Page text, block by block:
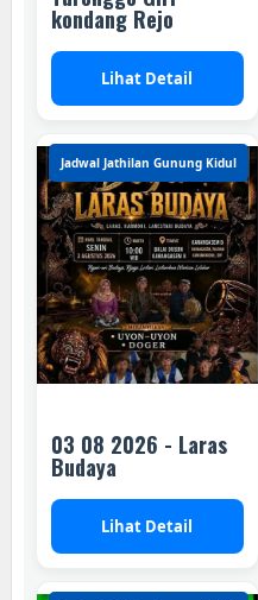
kondang Rejo
Lihat Detail
Jadwal Jathilan Gunung Kidul
03 08 2026 - Laras
Budaya
Lihat Detail